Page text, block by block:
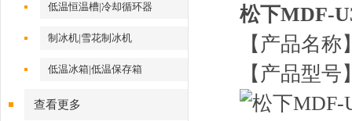
低温恒温槽|冷却循环器
制冰机|雪花制冰机
低温冰箱|低温保存箱
查看更多
松下MDF-
【产品名
【产品型号